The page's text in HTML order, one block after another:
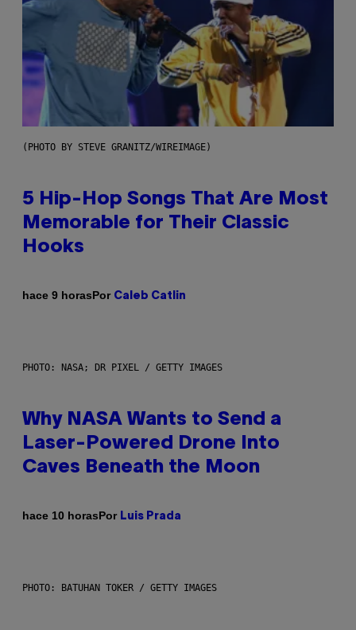
(PHOTO BY STEVE GRANITZ/WIREIMAGE)
5 Hip-Hop Songs That Are Most
Memorable for Their Classic
Hooks
hace 9 horasPor Caleb Catlin
PHOTO: NASA; DR PIXEL / GETTY IMAGES
Why NASA Wants to Send a
Laser-Powered Drone Into
Caves Beneath the Moon
hace 10 horasPor Luis Prada
PHOTO: BATUHAN TOKER / GETTY IMAGES